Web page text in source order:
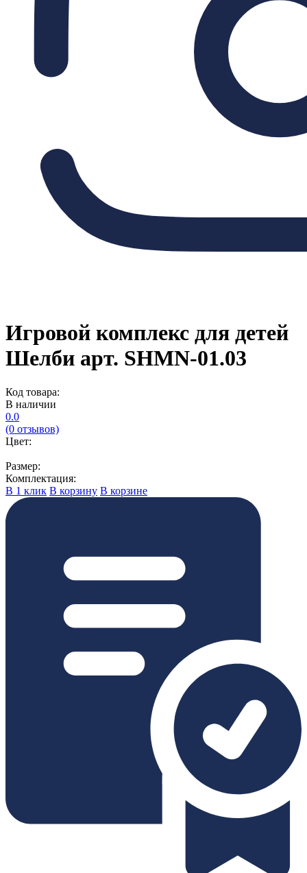
Игровой комплекс для детей
Шелби арт. SHMN-01.03
Код товара:
В наличии
0.0
(0 отзывов)
Цвет:
Размер:
Комплектация:
В 1 клик В корзину В корзине